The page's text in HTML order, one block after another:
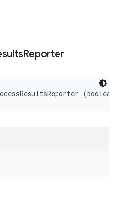
Reporter